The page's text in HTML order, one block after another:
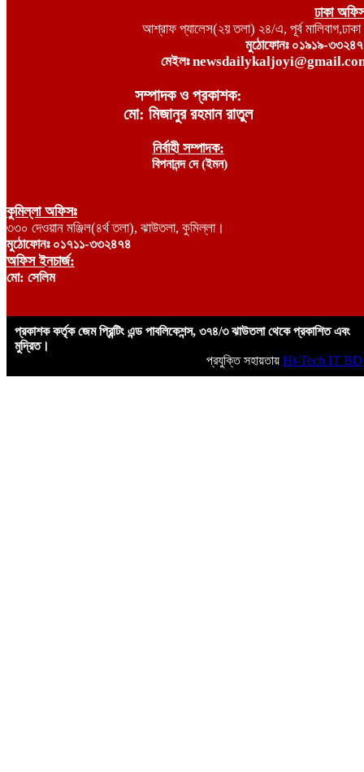
ঢাকা
আশ্রাফ প্যালেস(২য় তলা) ২৪/এ, পূর্ব
মুঠোফোনঃ ০১৯১৯-
মেইলঃ
সম্পাদক ও প্রকাশক:
মো: মিজানুর রহমান রাতুল
নির্বাহী সম্পাদক:
বিপনানন্দ দে (ইমন)
কুমিল্লা অফিসঃ
৩৩০ দেওয়ান মঞ্জিল(৪র্থ তলা), ঝাউতলা, কুমিল্লা।
মুঠোফোনঃ ০১৭১১-৩৩২৪৭৪
অফিস ইনচার্জ:
মো: সেলিম
প্রকাশক কর্তৃক জেম প্রিন্টিং এন্ড পাবলিকেশন্স, ৩৭৪/৩ ঝাউতলা থেকে প্রকাশিত এবং
মুদ্রিত।
প্রযুক্তি সহায়তায় Hi-Tech IT BD